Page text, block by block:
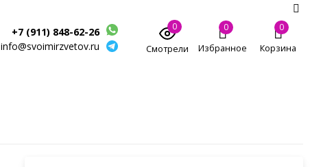
+7 (911) 848-62-26
info@svoimirzvetov.ru
0
Смотрели
0
Избранное
0
Корзина